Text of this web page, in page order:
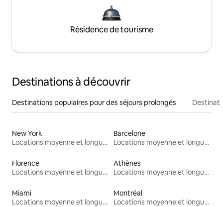
Résidence de tourisme
Destinations à découvrir
Destinations populaires pour des séjours prolongés
New York
Locations moyenne et longue durée
Barcelone
Locations moyenne et longue durée
Florence
Locations moyenne et longue durée
Athènes
Locations moyenne et longue durée
Miami
Locations moyenne et longue durée
Montréal
Locations moyenne et longue durée